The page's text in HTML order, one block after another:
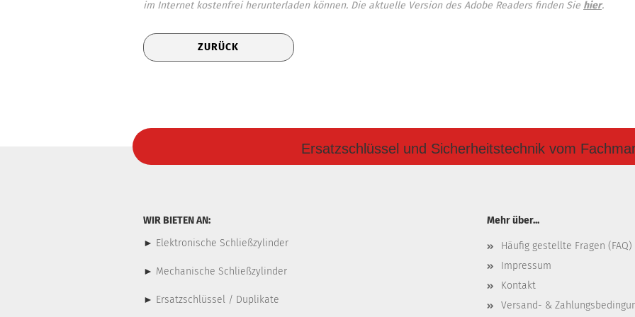
im Internet kostenfrei herunterladen können. Die aktuelle Version des Adobe Readers finden Sie hier.
ZURÜCK
Ersatzschlüssel und Sicherheitstechnik vom
WIR BIETEN AN:
► Elektronische Schließzylinder
► Mechanische Schließzylinder
► Ersatzschlüssel / Duplikate
Mehr über...
Häufig gestellte Fragen (FAQ)
Impressum
Kontakt
Versand- &